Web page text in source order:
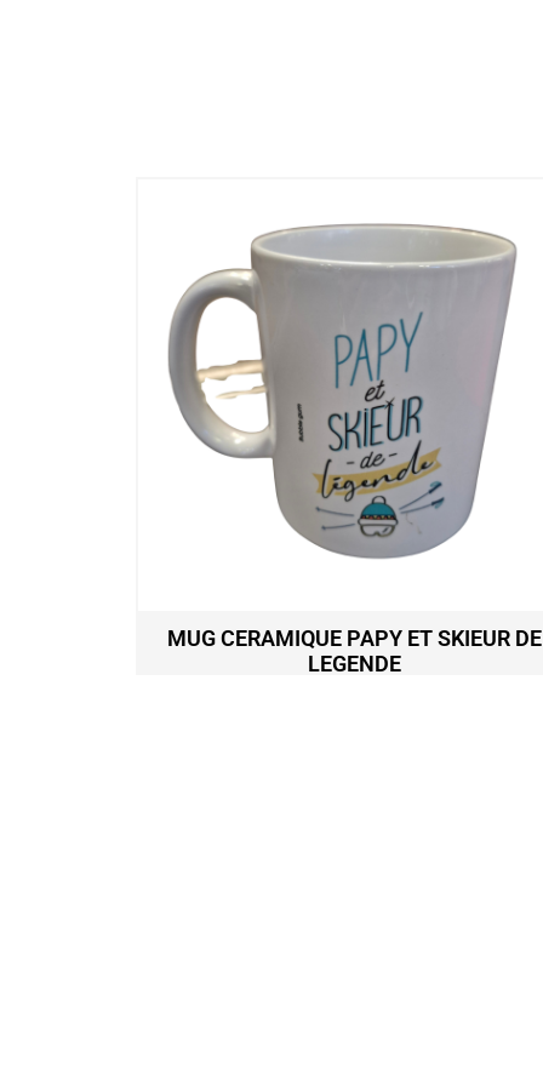
MUG CERAMIQUE PAPY ET SKIEUR DE
LEGENDE